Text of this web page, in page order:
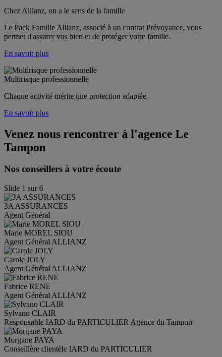
Chez Allianz, on a le sens de la famille
Le Pack Famille Allianz, associé à un contrat Prévoyance, vous
permet d'assurer vos bien et de protéger votre famille.
En savoir plus
Multirisque professionnelle
Chaque activité mérite une protection adaptée.
En savoir plus
Venez nous rencontrer à l'agence Le
Tampon
Nos conseillers à votre écoute
Slide 1 sur6
3A ASSURANCES
Agent Général
Marie MOREL SIOU
Agent Général ALLIANZ
Carole JOLY
Agent Général ALLIANZ
Fabrice RENE
Agent Général ALLIANZ
Sylvano CLAIR
Responsable IARD du PARTICULIER Agence du Tampon
Morgane PAYA
Conseillère clientèle IARD du PARTICULIER